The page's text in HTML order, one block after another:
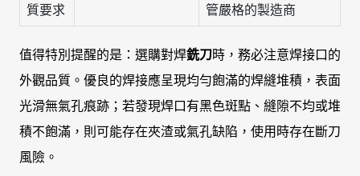
質要求
管嚴格的製造商
值得特別提醒的是：選購對焊銑刀時，務必注意焊接口的
外觀品質。優良的焊接應呈現均勻飽滿的焊縫堆積，表面
光滑無氣孔痕跡；若發現焊口有黑色斑點、縫隙不均或堆
積不飽滿，則可能存在夾渣或氣孔缺陷，使用時存在斷刀
風險。